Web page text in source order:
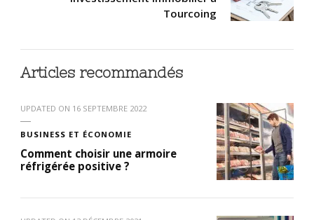
Tourcoing
Articles recommandés
UPDATED ON 16 SEPTEMBRE 2022
BUSINESS ET ÉCONOMIE
Comment choisir une armoire
réfrigérée positive ?